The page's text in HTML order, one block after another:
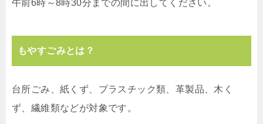
午前6時～8時30分までの間に出してください。
もやすごみとは？
台所ごみ、紙くず、プラスチック類、革製品、木く
ず、繊維類などが対象です。